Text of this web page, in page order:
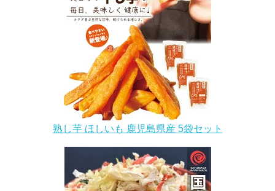
熟し芋 ほしいも 鹿児島県産 5袋セット